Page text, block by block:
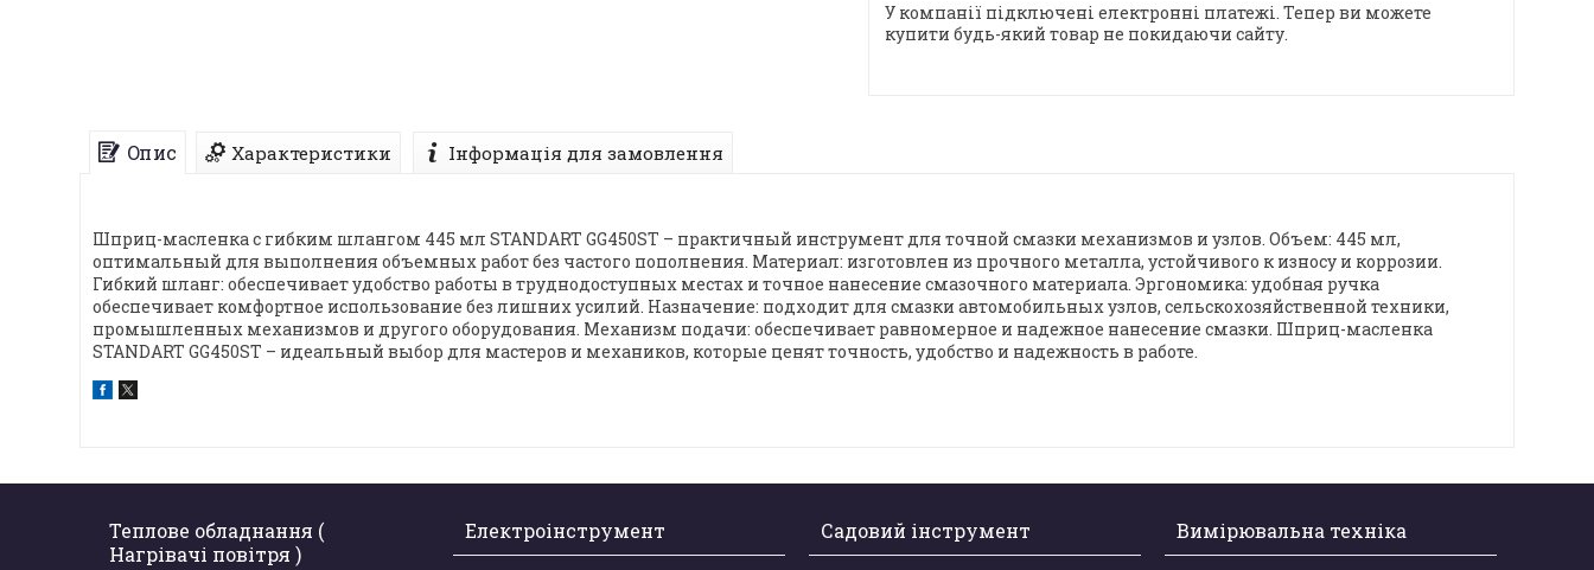
У компанії підключені електронні платежі. Тепер ви можете
купити будь-який товар не покидаючи сайту.
Опис Характеристики Інформація для замовлення
Шприц-масленка с гибким шлангом 445 мл STANDART GG450ST – практичный инструмент для точной смазки механизмов и узлов. Объем: 445 мл,
оптимальный для выполнения объемных работ без частого пополнения. Материал: изготовлен из прочного металла, устойчивого к износу и коррозии.
Гибкий шланг: обеспечивает удобство работы в труднодоступных местах и точное нанесение смазочного материала. Эргономика: удобная ручка
обеспечивает комфортное использование без лишних усилий. Назначение: подходит для смазки автомобильных узлов, сельскохозяйственной техники,
промышленных механизмов и другого оборудования. Механизм подачи: обеспечивает равномерное и надежное нанесение смазки. Шприц-масленка
STANDART GG450ST – идеальный выбор для мастеров и механиков, которые ценят точность, удобство и надежность в работе.
Теплове обладнання (
Нагрівачі повітря )
Електроінструмент Садовий інструмент Вимірювальна техніка